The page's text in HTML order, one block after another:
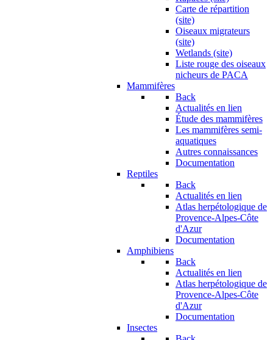
Carte de répartition
(site)
Oiseaux migrateurs
(site)
Wetlands (site)
Liste rouge des oiseaux
nicheurs de PACA
Mammifères
Back
Actualités en lien
Étude des mammifères
Les mammifères semi-
aquatiques
Autres connaissances
Documentation
Reptiles
Back
Actualités en lien
Atlas herpétologique de
Provence-Alpes-Côte
d'Azur
Documentation
Amphibiens
Back
Actualités en lien
Atlas herpétologique de
Provence-Alpes-Côte
d'Azur
Documentation
Insectes